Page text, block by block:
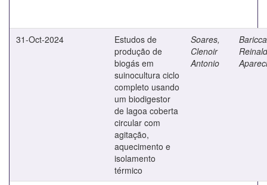
31-Oct-2024
Estudos de
produção de
biogás em
suinocultura ciclo
completo usando
um biodigestor
de lagoa coberta
circular com
agitação,
aquecimento e
isolamento
térmico
Soares,
Clenoir
Antonio